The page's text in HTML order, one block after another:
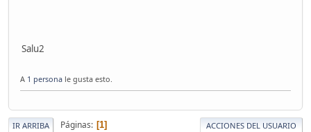
Salu2
A 1 persona le gusta esto.
IR ARRIBA Páginas 1 ACCIONES DEL USUARIO